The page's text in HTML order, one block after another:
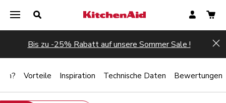
Bis zu -25% Rabatt auf unsere Sommer Sale !
Vorteile Inspiration Technische Daten Bewertungen